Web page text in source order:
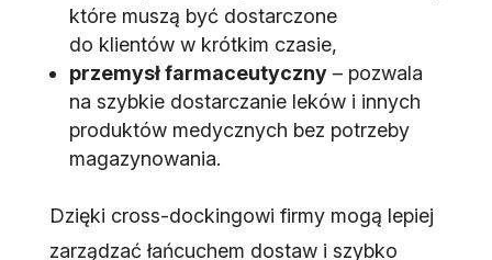
które muszą być dostarczone
do klientów w krótkim czasie,
przemysł farmaceutyczny– pozwala
na szybkie dostarczanie leków i innych
produktów medycznych bez potrzeby
magazynowania.
Dzięki cross-dockingowi firmy mogą lepiej
zarządzać łańcuchem dostaw i szybko